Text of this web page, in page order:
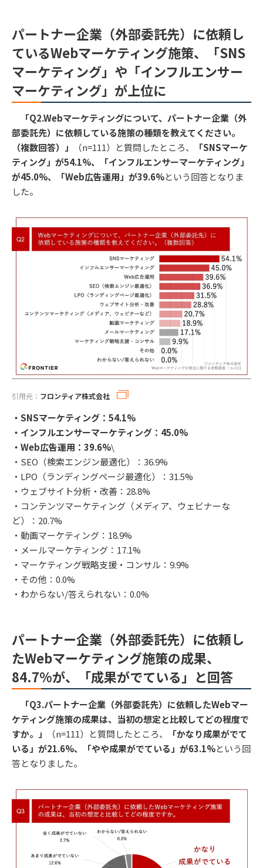
パートナー企業（外部委託先）に依頼し
ているWebマーケティング施策、「SNS
マーケティング」や「インフルエンサー
マーケティング」が上位に
「Q2.Webマーケティングについて、パートナー企業（外
部委託先）に依頼している施策の種類を教えてください。
（複数回答）」
（n=111）と質問したところ、
「SNSマーケ
ティング」が54.1%、「インフルエンサーマーケティング」
が45.0%、「Web広告運用」が39.6%という回答となりま
した。
引用元： フロンティア株式会社
・SNSマーケティング：54.1%
・インフルエンサーマーケティング：45.0%
・Web広告運用：39.6%\
・SEO（検索エンジン最適化）：36.9%
・LPO（ランディングページ最適化）：31.5%
・ウェブサイト分析・改善：28.8%
・コンテンツマーケティング（メディア、ウェビナーな
ど）：20.7%
・動画マーケティング：18.9%
・メールマーケティング：17.1%
・マーケティング戦略支援・コンサル：9.9%
・その他：0.0%
・わからない/答えられない：0.0%
パートナー企業（外部委託先）に依頼し
たWebマーケティング施策の成果、
84.7%が、「成果がでている」と回答
「Q3.パートナー企業（外部委託先）に依頼したWebマー
ケティング施策の成果は、当初の想定と比較してどの程度で
すか。」
（n=111）と質問したところ、
「かなり成果がでて
いる」が21.6%、「やや成果がでている」が63.1%という回
答となりました。